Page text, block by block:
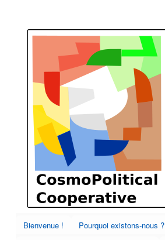
l'utilisateur
Bienvenue ! Pourquoi existons-nous ?